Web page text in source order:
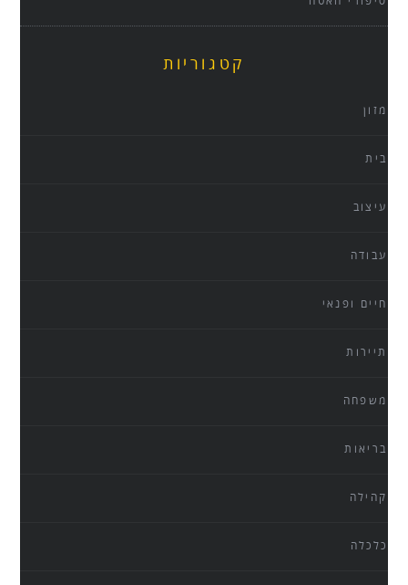
קטגוריות
מזון
בית
עיצוב
עבודה
חיים ופנאי
תיירות
משפחה
בריאות
קהילה
כלכלה